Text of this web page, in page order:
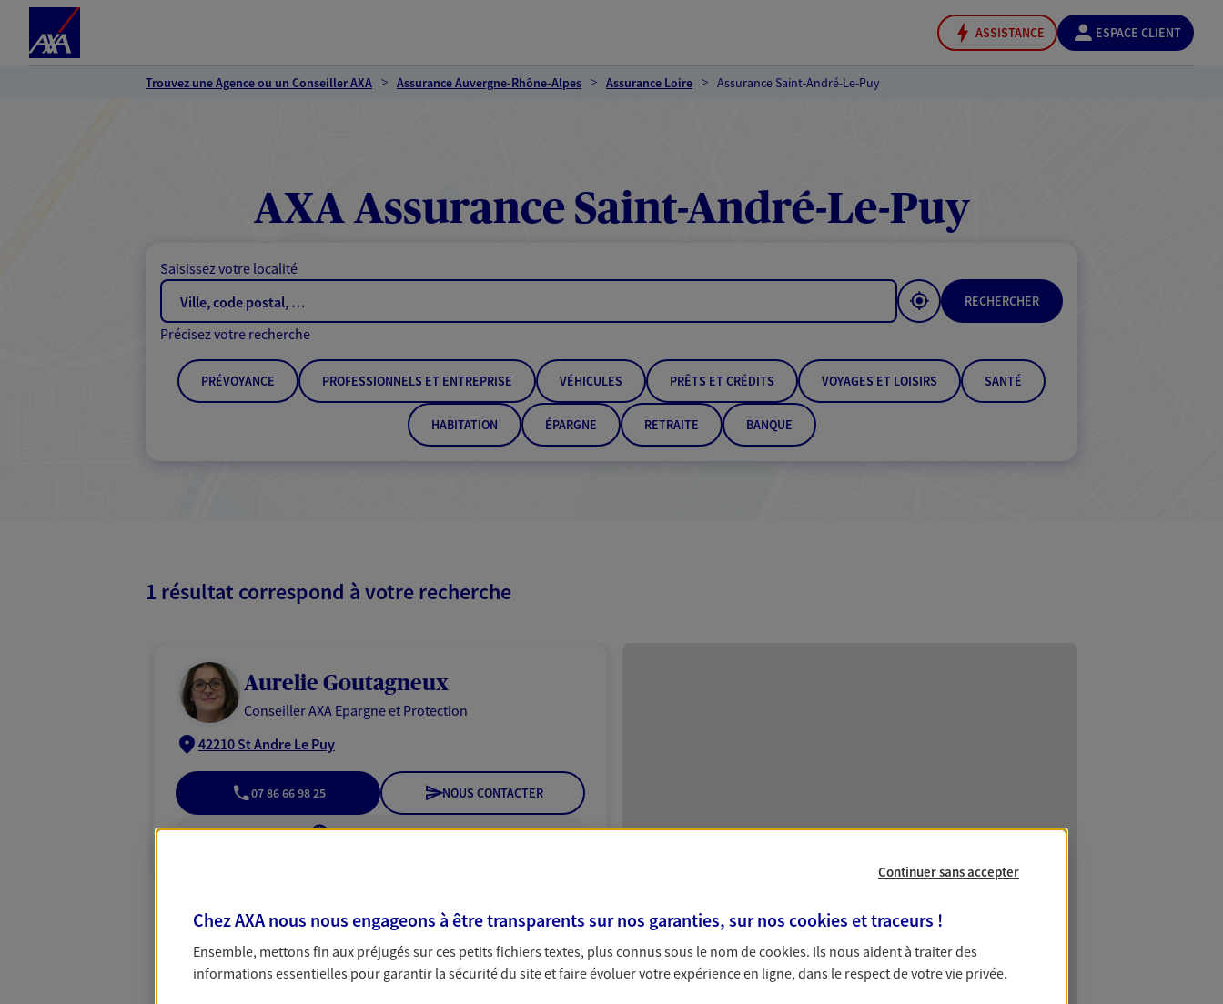
ASSISTANCE ESPACE CLIENT
Trouvez une Agence ou un Conseiller AXA Assurance Auvergne-Rhône-Alpes Assurance Loire Assurance Saint-André-Le-Puy
AXA Assurance Saint-André-Le-Puy
Saisissez votre localité
RECHERCHER
Précisez votre recherche
PRÉVOYANCE PROFESSIONNELS ET ENTREPRISE VÉHICULES PRÊTS ET CRÉDITS VOYAGES ET LOISIRS SANTÉ
HABITATION ÉPARGNE RETRAITE BANQUE
1 résultat correspond à votre recherche
Aurelie Goutagneux
Conseiller AXA Epargne et Protection
42210 St Andre Le Puy
07 86 66 98 25 NOUS CONTACTER
VOIR NOTRE SITE WEB
Continuer sans accepter
Chez AXA nous nous engageons à être transparents sur nos garanties, sur nos cookies et traceurs !
Ensemble, mettons fin aux préjugés sur ces petits fichiers textes, plus connus sous le nom decookies. Ils nous aident à traiter des
informations essentielles pour garantir la sécurité du site et faire évoluer votre expérience en ligne, dans le respect de votre vie privée.